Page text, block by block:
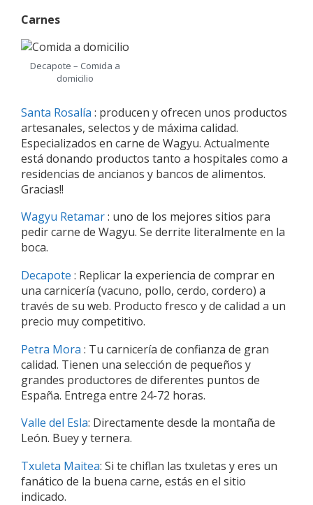
Carnes
Decapote – Comida a
domicilio
Santa Rosalía : producen y ofrecen unos productos
artesanales, selectos y de máxima calidad.
Especializados en carne de Wagyu. Actualmente
está donando productos tanto a hospitales como a
residencias de ancianos y bancos de alimentos.
Gracias!!
Wagyu Retamar: uno de los mejores sitios para
pedir carne de Wagyu. Se derrite literalmente en la
boca.
Decapote : Replicar la experiencia de comprar en
una carnicería (vacuno, pollo, cerdo, cordero) a
través de su web. Producto fresco y de calidad a un
precio muy competitivo.
Petra Mora : Tu carnicería de confianza de gran
calidad. Tienen una selección de pequeños y
grandes productores de diferentes puntos de
España. Entrega entre 24-72 horas.
Valle del Esla: Directamente desde la montaña de
León. Buey y ternera.
Txuleta Maitea: Si te chiflan las txuletas y eres un
fanático de la buena carne, estás en el sitio
indicado.